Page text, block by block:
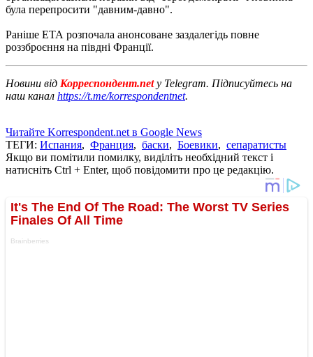
була перепросити "давним-давно".
Раніше ЕТА розпочала анонсоване заздалегідь повне
роззброєння на півдні Франції.
Новини від Корреспондент.netу Telegram. Підписуйтесь на
наш канал https://t.me/korrespondentnet.
Читайте Korrespondent.net в Google News
ТЕГИ: Испания, Франция, баски, Боевики, сепаратисты
Якщо ви помітили помилку, виділіть необхідний текст і
натисніть Ctrl + Enter, щоб повідомити про це редакцію.